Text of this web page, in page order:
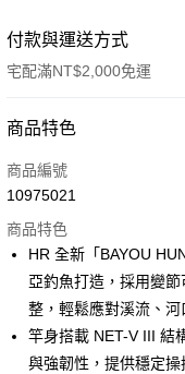
付款與運送方式
宅配滿NT$2,000免運
付款方式
信用卡一次付款
3 期 0 利率 每期
合作金庫商業銀行
華南商業銀行
國泰世華商業銀行
臺灣中小企業銀行
Apple Pay
悠遊付
商品特色
商品編號
10975021
商品特色
HR 全新「BAYOU
亞釣魚打造，採用變
整，輕鬆應對溪流、河
竿身搭載 NET-V III 結
與強韌性，提供穩定操